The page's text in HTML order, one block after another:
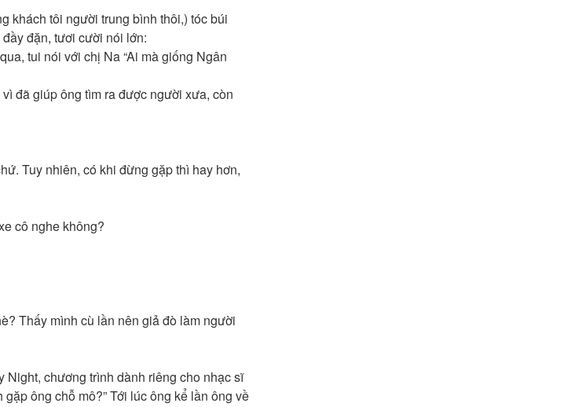
khách tôi người trung bình thôi,) tóc búi
đặn, tươi cười nói lớn:
tui nói với chị Na “Ai mà giống Ngân
đã giúp ông tìm ra được người xưa, còn
Tuy nhiên, có khi đừng gặp thì hay hơn,
cô nghe không?
Thấy mình cù lần nên giả đò làm người
Night, chương trình dành riêng cho nhạc sĩ
ông chỗ mô?” Tới lúc ông kể lần ông về